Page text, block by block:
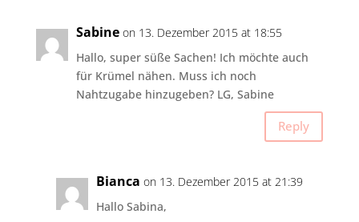
Sabine on 13. Dezember 2015 at 18:55
Hallo, super süße Sachen! Ich möchte auch
für Krümel nähen. Muss ich noch
Nahtzugabe hinzugeben? LG, Sabine
Reply
Bianca on 13. Dezember 2015 at 21:39
Hallo Sabina,